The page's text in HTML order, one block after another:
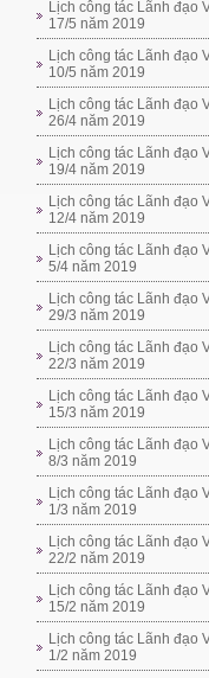
Lịch công tác Lãnh đạo
17/5 năm 2019
Lịch công tác Lãnh đạo
10/5 năm 2019
Lịch công tác Lãnh đạo
26/4 năm 2019
Lịch công tác Lãnh đạo
19/4 năm 2019
Lịch công tác Lãnh đạo
12/4 năm 2019
Lịch công tác Lãnh đạo
5/4 năm 2019
Lịch công tác Lãnh đạo
29/3 năm 2019
Lịch công tác Lãnh đạo
22/3 năm 2019
Lịch công tác Lãnh đạo
15/3 năm 2019
Lịch công tác Lãnh đạo
8/3 năm 2019
Lịch công tác Lãnh đạo
1/3 năm 2019
Lịch công tác Lãnh đạo
22/2 năm 2019
Lịch công tác Lãnh đạo
15/2 năm 2019
Lịch công tác Lãnh đạo
1/2 năm 2019